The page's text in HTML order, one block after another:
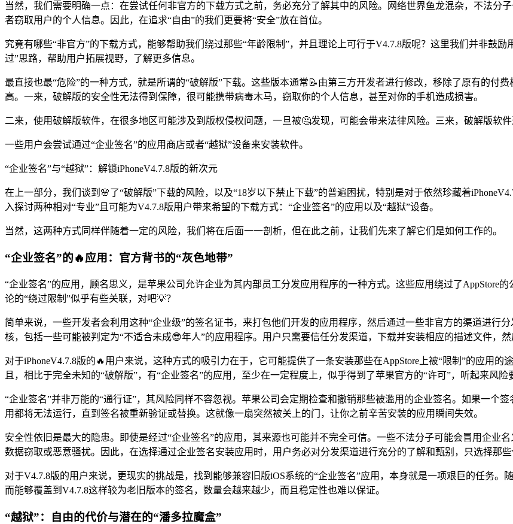
当然，我们需要明确一点：在尝试任何非官方的下载方式之前，务必充分了解其中的风险。网络世界鱼龙混杂，不法分
者窃取用户的个人信息。因此，在追求“自由”的我们更要将“安全”放在首位。
究竟有哪些“非官方”的下载方式，能够帮助我们绕过那些“年龄限制”，并且理论上可行于V4.7.8版呢？这里我们并非鼓
过”思路，帮助用户拓展视野，了解更多信息。
最直接也最“危险”的一种方式，就是所谓的“破解版”下载。这些版本通常📝由第三方开发者进行修改，移除了原有的付
高。一来，破解版的安全性无法得到保障，很可能携带病毒木马，窃取你的个人信息，甚至对你的手机造成损害。
二来，使用破解版软件，在很多地区可能涉及到版权侵权问题，一旦被🤔发现，可能会带来法律风险。三来，破解版软
一些用户会尝试通过“企业签名”的应用商店或者“越狱”设备来安装软件。
“企业签名”与“越狱”：解锁iPhoneV4.7.8版的新次元
在上一部分，我们谈到🌸了“破解版”下载的风险，以及“18岁以下禁止下载”的普遍困扰，特别是对于依然珍藏着
入探讨两种相对“专业”且可能为V4.7.8版用户带来希望的下载方式：“企业签名”的应用以及“越狱”设备。
当然，这两种方式同样伴随着一定的风险，我们将在后面一一剖析，但在此之前，让我们先来了解它们是如何工作的。
“企业签名”的🔥应用：官方背书的“灰色地带”
“企业签名”的应用，顾名思义，是苹果公司允许企业为其内部员工分发应用程序的一种方式。这些应用绕过了AppStore
论的“绕过限制”似乎有些关联，对吧💡？
简单来说，一些开发者会利用这种“企业级”的签名证书，来打包他们开发的应用程序，然后通过一些非官方的渠道进行
核，包括一些可能被判定为“不适合未成😎年人”的应用程序。用户只需要信任分发渠道，下载并安装相应的描述文件，然
对于iPhoneV4.7.8版的🔥用户来说，这种方式的吸引力在于，它可能提供了一条安装那些在AppStore上被“限制”的应用
且，相比于完全未知的“破解版”，有“企业签名”的应用，至少在一定程度上，似乎得到了苹果官方的“许可”，听起来风险
“企业签名”并非万能的“通行证”，其风险同样不容忽视。苹果公司会定期检查和撤销那些被滥用的企业签名。如果一个
用都将无法运行，直到签名被重新验证或替换。这就像一扇突然被关上的门，让你之前辛苦安装的应用瞬间失效。
安全性依旧是最大的隐患。即使是经过“企业签名”的应用，其来源也可能并不完全可信。一些不法分子可能会冒用企业
数据窃取或恶意骚扰。因此，在选择通过企业签名安装应用时，用户务必对分发渠道进行充分的了解和甄别，只选择那些
对于V4.7.8版的用户来说，更现实的挑战是，找到能够兼容旧版iOS系统的“企业签名”应用，本身就是一项艰巨的任务。
而能够覆盖到V4.7.8这样较为老旧版本的签名，数量会越来越少，而且稳定性也难以保证。
“越狱”：自由的代价与潜在的“潘多拉魔盒”